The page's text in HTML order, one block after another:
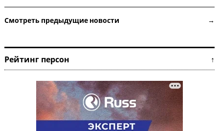
Смотреть предыдущие новости →
Рейтинг персон ↑